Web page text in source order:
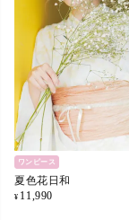
ワンピース
夏色花日和
¥ 11,990